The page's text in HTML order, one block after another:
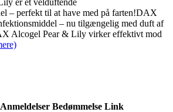
– perfekt til at have med på farten!DAX
– nu tilgængelig med duft af
Alcogel Pear & Lily virker effektivt mod
Anmeldelser Bedømmelse Link